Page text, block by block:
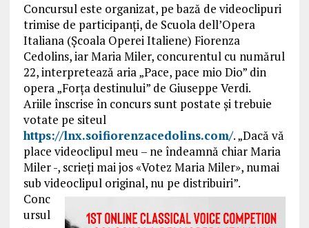
Concursul este organizat, pe bază de videoclipuri
trimise de participanți, de Scuola dell’Opera
Italiana (Școala Operei Italiene) Fiorenza
Cedolins, iar Maria Miler, concurentul cu numărul
22, interpretează aria „Pace, pace mio Dio” din
opera „Forța destinului” de Giuseppe Verdi.
Ariile înscrise în concurs sunt postate și trebuie
votate pe siteul
https://lnx.soifiorenzacedolins.com/. „Dacă vă
place videoclipul meu – ne îndeamnă chiar Maria
Miler -, scrieți mai jos «Votez Maria Miler», numai
sub videoclipul original, nu pe distribuiri”.
Conc
ursul